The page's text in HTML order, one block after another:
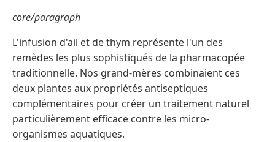
core/paragraph
L'infusion d'ail et de thym représente l'un des
remèdes les plus sophistiqués de la pharmacopée
traditionnelle. Nos grand-mères combinaient ces
deux plantes aux propriétés antiseptiques
complémentaires pour créer un traitement naturel
particulièrement efficace contre les micro-
organismes aquatiques.